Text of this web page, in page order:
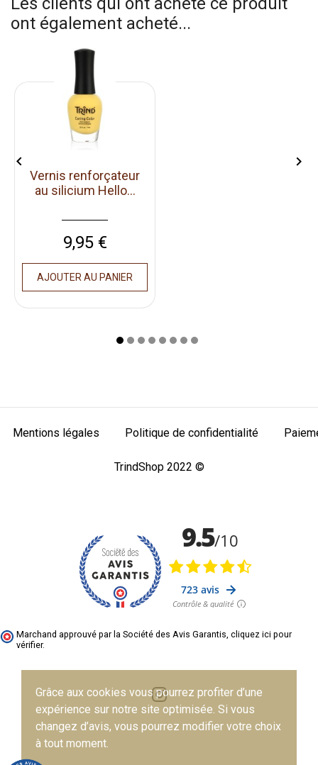
Grâce aux cookies vous pourrez profiter d’une
expérience sur notre site optimisée. Si vous
changez d’avis, vous pourrez modifier votre choix
à tout moment.
ont également acheté...
Vernis renforçateur
au silicium Hello...
Prix
9,95 €
AJOUTER AU PANIER
 
Mentions légales Politique de confidentialité
TrindShop 2022 ©
Marchand approuvé par la Société des Avis Garantis, cliquez ici pour
vérifier.